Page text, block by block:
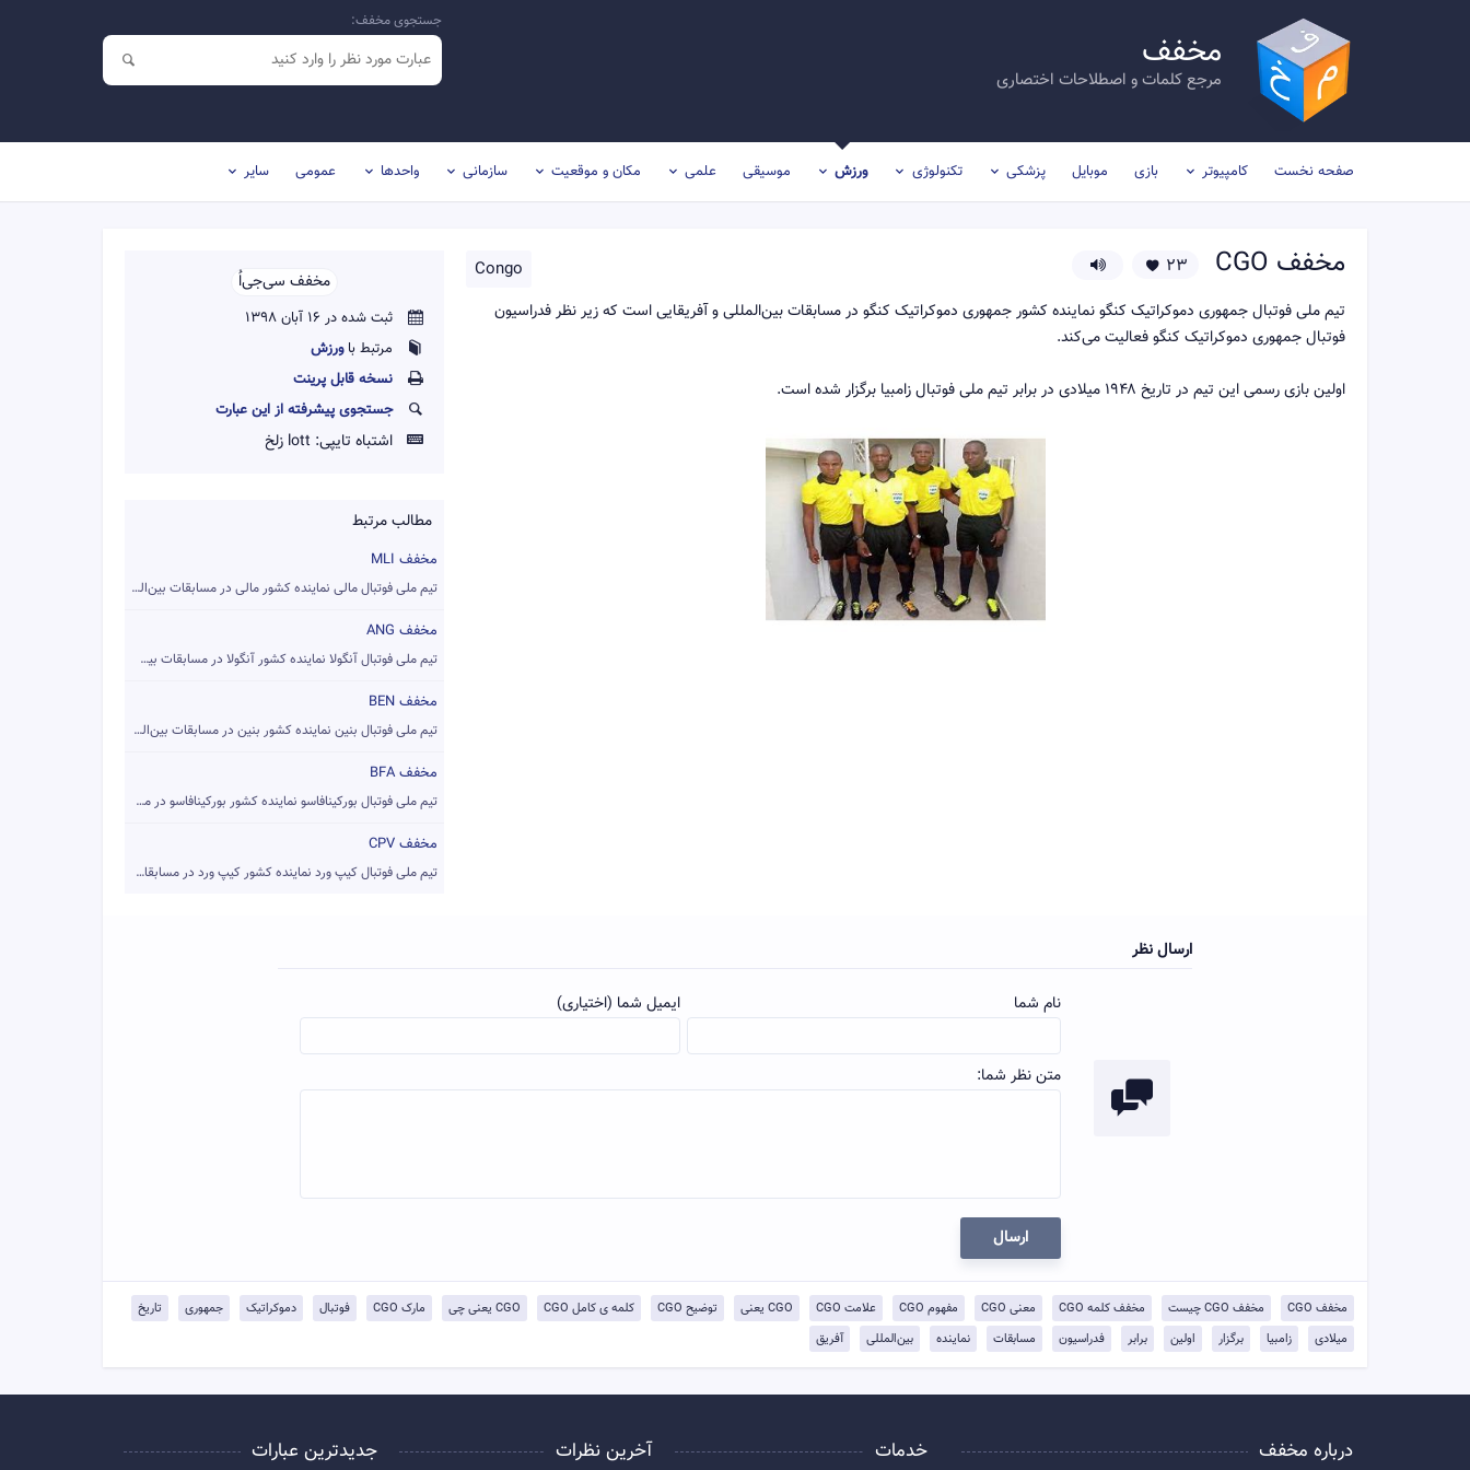
مخفف
مرجع کلمات و اصطلاحات اختصاری
جستجوی مخفف:
صفحه نخست کامپیوتر بازی موبایل پزشکی تکنولوژی ورزش موسیقی علمی مکان و موقعیت سازمانی واحدها عمومی سایر
مخفف CGO
Congo 23
تیم ملی فوتبال جمهوری دموکراتیک کنگو نماینده کشور جمهوری دموکراتیک کنگو در مسابقات بین‌المللی و آفریقایی است که زیر نظر فدراسیون
فوتبال جمهوری دموکراتیک کنگو فعالیت می‌کند.
اولین بازی رسمی این تیم در تاریخ ۱۹۴۸ میلادی در برابر تیم ملی فوتبال زامبیا برگزار شده است.
مخفف سی‌جی‌اُ‌‌
ثبت شده در 16 آبان 1398
مرتبط باورزش
نسخه قابل پرينت
جستجوی پیشرفته از این عبارت
اشتباه تایپی: lott زلخ
مطالب مرتبط
مخفف MLI
تیم ملی فوتبال مالی نماینده کشور مالی در مسابقات بین‌المللی ...
مخفف ANG
تیم ملی فوتبال آنگولا نماینده کشور آنگولا در مسابقات بین‌الم...
مخفف BEN
تیم ملی فوتبال بنین نماینده کشور بنین در مسابقات بین‌المللی ...
مخفف BFA
تیم ملی فوتبال بورکینافاسو نماینده کشور بورکینافاسو در مسابق...
مخفف CPV
تیم ملی فوتبال کیپ ورد نماینده کشور کیپ ورد در مسابقات بین‌ا...
ارسال نظر
نام شما ایمیل شما (اختیاری)
متن نظر شما:
ارسال
مخفف CGO مخفف CGO چیست مخفف کلمه CGO معنی CGO مفهوم CGO علامت CGO CGO یعنی توضيح CGO کلمه ی کامل CGO CGO یعنی چی مارک CGO فوتبال دموکراتیک جمهوری
تاریخ
میلادی
زامبیا برگزار اولین برابر فدراسیون مسابقات نماینده بین‌المللی آفریق
درباره مخفف خدمات آخرین نظرات جدیدترین عبارات